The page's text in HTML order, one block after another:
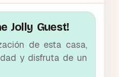
Jolly Guest!
de esta casa,
y disfruta de un